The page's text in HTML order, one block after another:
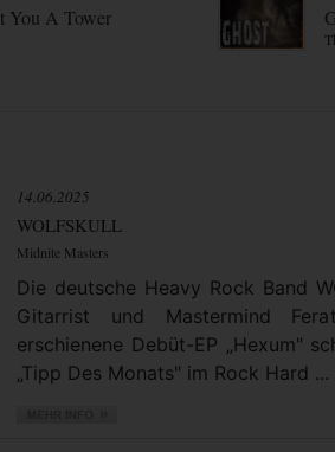
You A Tower
14.06.2025
WOLFSKULL
Midnite Masters
Die deutsche Heavy Rock Band
Gitarrist und Mastermind
erschienene Debüt-EP „Hexum"
„Tipp Des Monats" im Rock Hard ...